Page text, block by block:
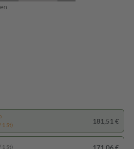
1 St)
181,51 €
1 St) 171,06 €